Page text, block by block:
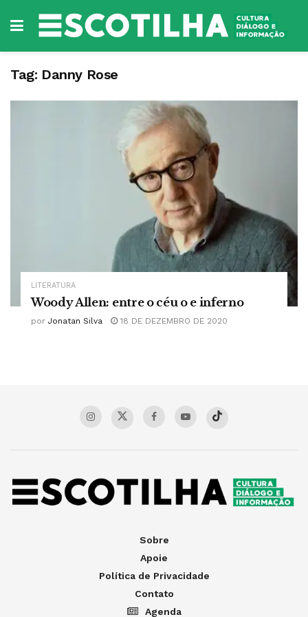
Tag: Danny Rose
LITERATURA
Woody Allen: entre o céu o e inferno
por Jonatan Silva 18 DE DEZEMBRO DE 2020
Sobre
Apoie
Política de Privacidade
Contato
Agenda